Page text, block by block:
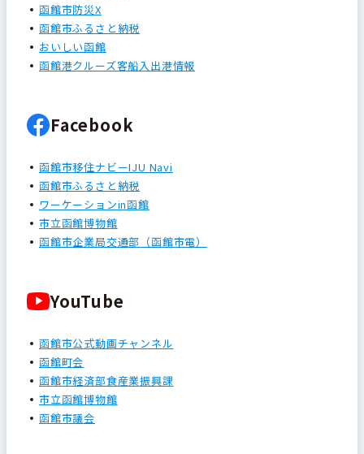
函館市防災X
函館市ふるさと納税
おいしい函館
函館港クルーズ客船入出港情報
Facebook
函館市移住ナビーIJU Navi
函館市ふるさと納税
ワーケーションin函館
市立函館博物館
函館市企業局交通部（函館市電）
YouTube
函館市公式動画チャンネル
函館町会
函館市経済部食産業振興課
市立函館博物館
函館市議会